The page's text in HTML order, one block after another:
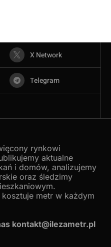
X Network
Telegram
rynkowi
aktualne
i domów, analizujemy
oraz śledzimy
metr w każdym
kontakt@ilezametr.pl